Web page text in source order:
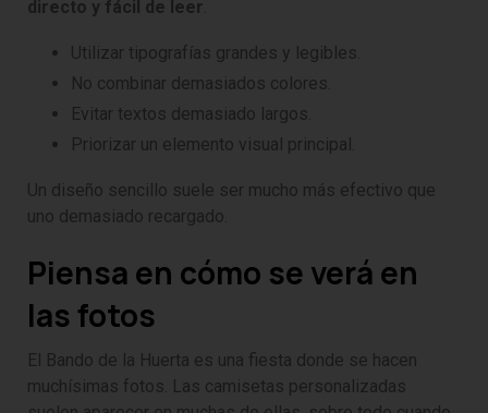
directo y fácil de leer
Utilizar tipografías grandes y legibles.
No combinar demasiados colores.
Evitar textos demasiado largos.
Priorizar un elemento visual principal.
Un diseño sencillo suele ser mucho más efectivo que
uno demasiado recargado.
Piensa en cómo se verá en
las fotos
El Bando de la Huerta es una fiesta donde se hacen
muchísimas fotos. Las camisetas personalizadas